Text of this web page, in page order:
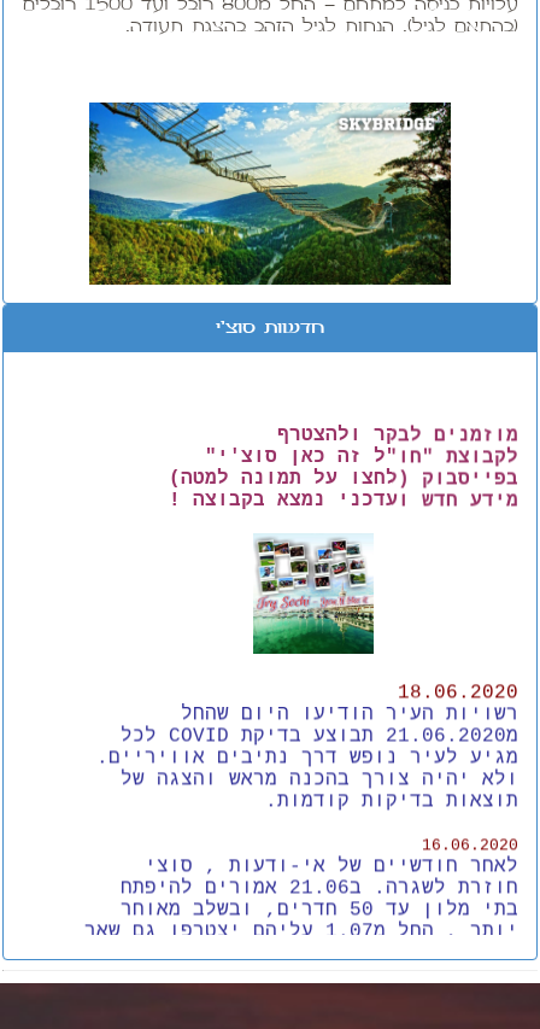
(בהתאם לגיל). הנחות לגיל הזהב בהצגת תעודה.
חדשות סוצ'י
מידע חדש ועדכני נמצא בקבוצה !
רשויות העיר הודיעו היום שהחל
מגיע לעיר נופש דרך נתיבים אוויריים.
ולא יהיה צורך בהכנה מראש והצגה של
תוצאות בדיקות קודמות.
16.06.2020
לאחר חודשיים של אי-ודעות , סוצי
יותר , החל מ1.07 עליהם יצטרפו גם שאר
בתי מלון. רוב אתרים בעיר חזרו
לפעילות מלאה. עדיין לא נקבע תאריך
פתיחת שמיים וקליטת מטוסים מחו"ל.